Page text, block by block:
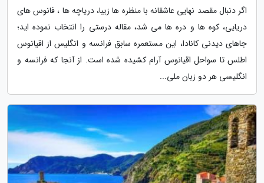
اگر دنبال مقصد نهایی عاشقانه با منظره ها زیبا، دریاچه ها ، فانوس های
دریایی، کوه ها و دره ها می شد، مقاله درستی را انتخاب نموده اید؛
جاهای دیدنی کانادا، این مستعمره سابق فرانسه و انگلیس از اقیانوس
اطلس تا سواحل اقیانوس آرام کشیده شده است. از آنجا که فرانسه و
انگلیسی هر دو زبان ملی...